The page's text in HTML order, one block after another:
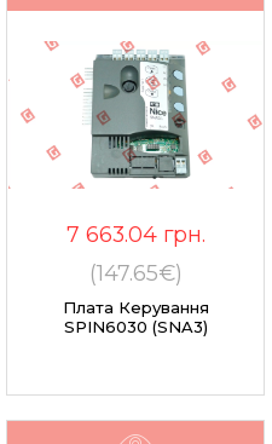
7 663.04 грн.
(147.65€)
Плата Керування
SPIN6030 (SNA3)